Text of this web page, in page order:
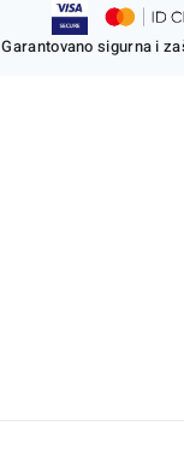
Garantovano sigurna i